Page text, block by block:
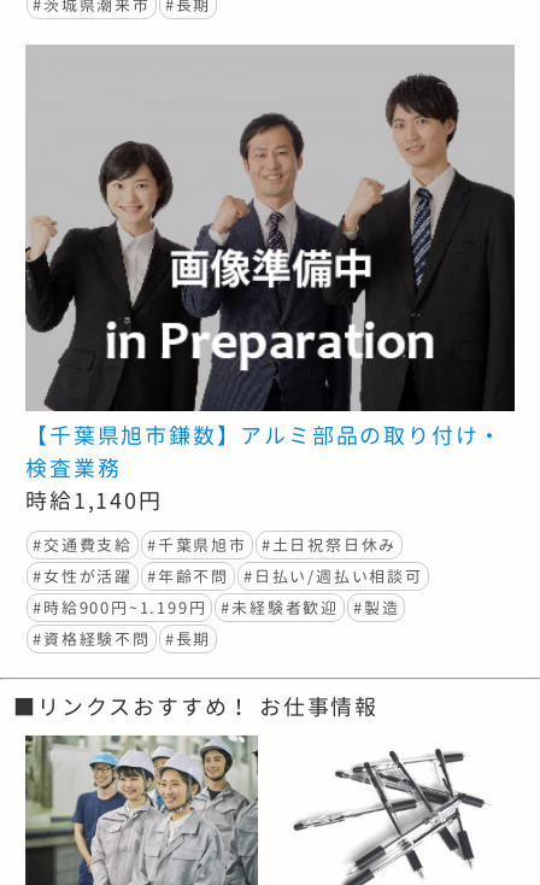
#茨城県潮来市 #長期
【千葉県旭市鎌数】アルミ部品の取り付け・
検査業務
時給1,140円
#交通費支給 #千葉県旭市
#土日祝祭日休み
#女性が活躍
#年齢不問
#日払い/週払い相談可
#時給900円~1.199円
#未経験者歓迎
#製造
#資格経験不問
#長期
■リンクスおすすめ！ お仕事情報